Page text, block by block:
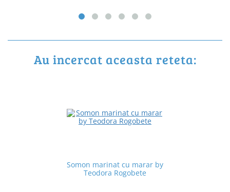
Au incercat aceasta reteta:
Somon marinat cu marar by
Teodora Rogobete